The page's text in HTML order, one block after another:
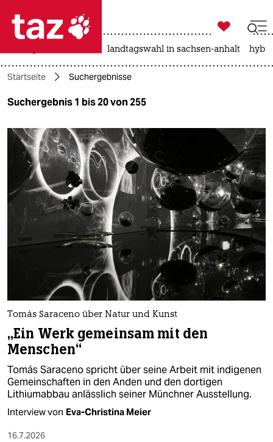
 taz zahl ich
taz zahl ich
themen
politik
öko
gesellschaft
kultur
sport
nord
wahrheit
verlag
verlag

taz zahl ich
landtagswahl in sachsen-anhalt
Startseite Suchergebnisse
Suchergebnis 1 bis 20 von 255
Tomás Saraceno über Natur und Kunst
„Ein Werk gemeinsam mit den
Menschen“
Tomás Saraceno spricht über seine Arbeit mit indigenen
Gemeinschaften in den Anden und den dortigen
Lithiumabbau anlässlich seiner Münchner Ausstellung.
Interview von Eva-Christina Meier
16.7.2026